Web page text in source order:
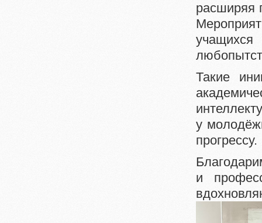
расширяя
Такие
у
прогрессу.
и